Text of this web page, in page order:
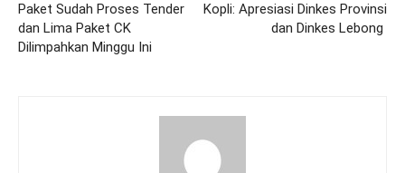
Paket Sudah Proses Tender
dan Lima Paket CK
Dilimpahkan Minggu Ini
Kopli: Apresiasi Dinkes Provinsi
dan Dinkes Lebong